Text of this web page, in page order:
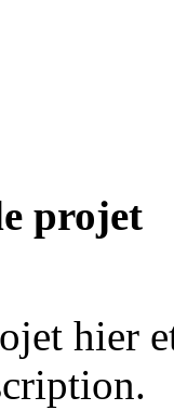
projet
hier